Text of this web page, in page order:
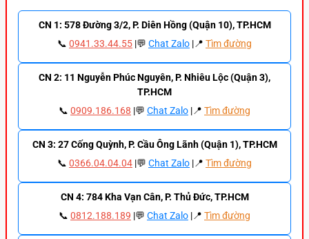
CN 1: 578 Đường 3/2, P. Diên Hồng (Quận 10), TP.HCM
📞 0941.33.44.55 |💬 Chat Zalo |📍 Tìm đường
CN 2: 11 Nguyễn Phúc Nguyên, P. Nhiêu Lộc (Quận 3),
TP.HCM
📞 0909.186.168 |💬 Chat Zalo |📍 Tìm đường
CN 3: 27 Cống Quỳnh, P. Cầu Ông Lãnh (Quận 1), TP.HCM
📞 0366.04.04.04 |💬 Chat Zalo |📍 Tìm đường
CN 4: 784 Kha Vạn Cân, P. Thủ Đức, TP.HCM
📞 0812.188.189 |💬 Chat Zalo |📍 Tìm đường